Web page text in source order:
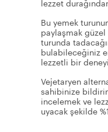
lezzet
Bu yemek
paylaşmak güzel
turunda
bulabileceğiniz
lezzetli bir
Vejetaryen
sahibinize
incelemek ve
uyacak şekilde